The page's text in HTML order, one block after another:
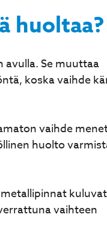
huoltaa?
avulla. Se muuttaa
koska vaihde
vaihde
huolto
vaihteen